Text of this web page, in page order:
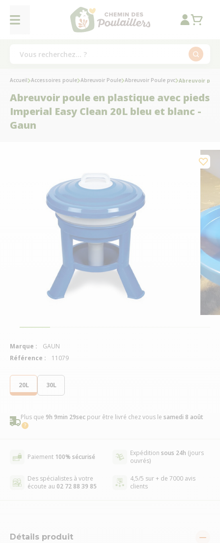
20L 30L
Plus que 9h 9min 28sec pour être livré chez vous le samedi 8 août
Paiement 100% sécurisé Expédition sous 24h (jours
ouvrés)
Des spécialistes à votre
écoute au 02 72 88 39 85
4,5/5 sur + de 7000 avis
clients
Détails produit
Accueil Accessoires poule Abreuvoir Poule Abreuvoir Poule pvc Abreuvoir
Abreuvoir poule en plastique avec pieds
Imperial Easy Clean 20L bleu et blanc -
Gaun
Marque :
GAUN
Référence :
11079